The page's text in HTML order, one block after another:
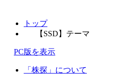
トップ
【SSD】テーマ
PC版を表示
「株探」について